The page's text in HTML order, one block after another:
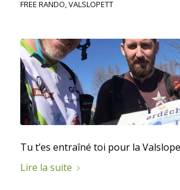
FREE RANDO,VALSLOPETT
Tu t’es entraîné toi pour la
Lire la suite